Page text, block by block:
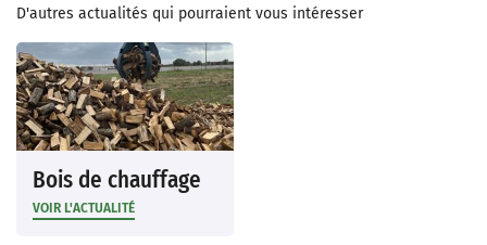
D'autres actualités qui pourraient vous intéresser
Bois de chauffage
VOIR L'ACTUALITÉ